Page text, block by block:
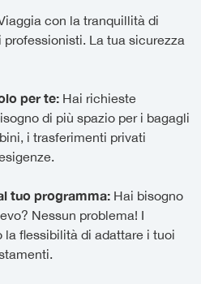
con la tranquillità di
La tua sicurezza
per te: Hai richieste
di più spazio per i bagagli
i trasferimenti privati
tuo programma: Hai bisogno
Nessun problema! I
flessibilità di adattare i tuoi